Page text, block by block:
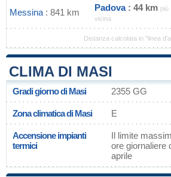
Messina : 841 km Padova: 44 km più
vicina
Distanza calcolata in "linea
CLIMA DI MASI
Gradi giorno di Masi 2355 GG
Zona climatica di Masi E
Accensione impianti
termici
Il limite
ore giornaliere
aprile